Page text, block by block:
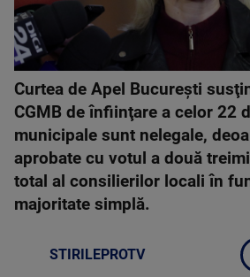
Curtea de Apel Bucureşti
CGMB de înfiinţare a celor 22
municipale sunt nelegale,
aprobate cu votul a două
total al consilierilor locali în
majoritate simplă.
STIRILEPROTV